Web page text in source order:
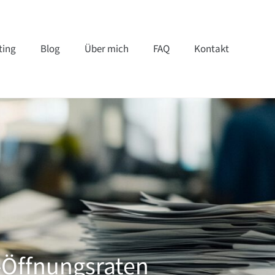
Blog Über mich FAQ Kontakt